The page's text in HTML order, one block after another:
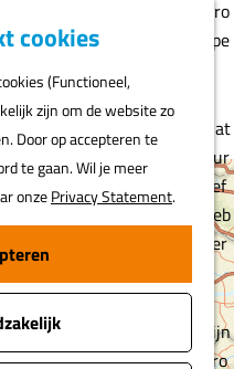
cookies
(Functioneel,
zijn om de website zo
Door op accepteren te
te gaan. Wil je meer
onzePrivacy Statement.
Z
e
k
e
n
MENU
Gro
epe
Nat
uur
lief
heb
ber
Fijn
pro